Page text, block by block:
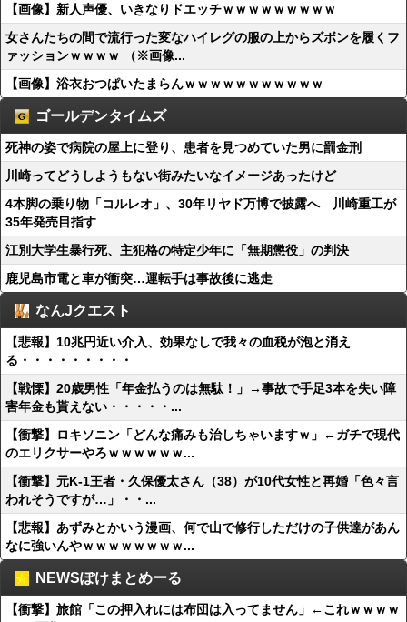
【画像】新人声優、いきなりドエッチｗｗｗｗｗｗｗｗｗ
女さんたちの間で流行った変なハイレグの服の上からズボンを履くフ
ァッションｗｗｗｗ （※画像...
【画像】浴衣おつぱいたまらんｗｗｗｗｗｗｗｗｗｗｗ
ゴールデンタイムズ
死神の姿で病院の屋上に登り、患者を見つめていた男に罰金刑
川崎ってどうしようもない街みたいなイメージあったけど
4本脚の乗り物「コルレオ」、30年リヤド万博で披露へ 川崎重工が
35年発売目指す
江別大学生暴行死、主犯格の特定少年に「無期懲役」の判決
鹿児島市電と車が衝突…運転手は事故後に逃走
なんJクエスト
【悲報】10兆円近い介入、効果なしで我々の血税が泡と消え
る・・・・・・・・・
【戦慄】20歳男性「年金払うのは無駄！」→事故で手足3本を失い障
害年金も貰えない・・・・・...
【衝撃】ロキソニン「どんな痛みも治しちゃいますｗ」←ガチで現代
のエリクサーやろｗｗｗｗｗｗ...
【衝撃】元K-1王者・久保優太さん（38）が10代女性と再婚「色々言
われそうですが…」・・...
【悲報】あずみとかいう漫画、何で山で修行しただけの子供達があん
なに強いんやｗｗｗｗｗｗｗｗ...
NEWSぽけまとめーる
【衝撃】旅館「この押入れには布団は入ってません」←これｗｗｗｗ